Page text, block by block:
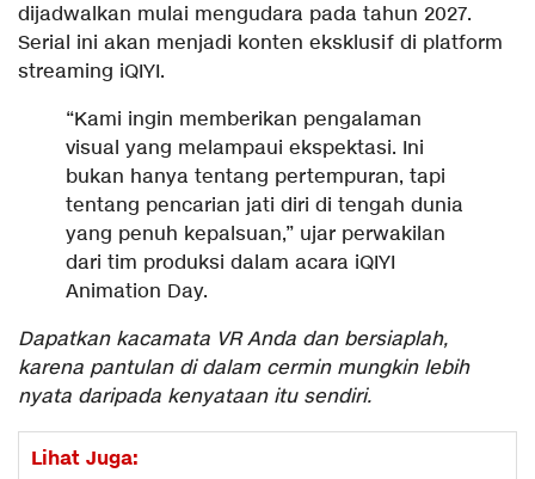
dijadwalkan mulai mengudara pada tahun 2027.
Serial ini akan menjadi konten eksklusif di platform
streaming iQIYI.
“Kami ingin memberikan pengalaman
visual yang melampaui ekspektasi. Ini
bukan hanya tentang pertempuran, tapi
tentang pencarian jati diri di tengah dunia
yang penuh kepalsuan,” ujar perwakilan
dari tim produksi dalam acara iQIYI
Animation Day.
Dapatkan kacamata VR Anda dan bersiaplah,
karena pantulan di dalam cermin mungkin lebih
nyata daripada kenyataan itu sendiri.
Lihat Juga: